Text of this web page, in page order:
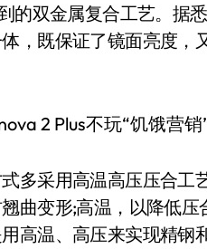
的双金属复合工艺。据
，既保证了镜面亮度，
多采用高温高压压合工
曲变形;高温，以降低
高温、高压来实现精钢